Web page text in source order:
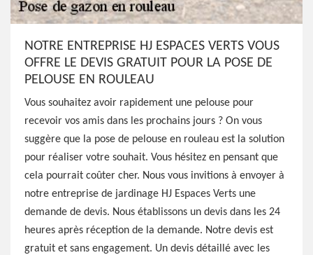
NOTRE ENTREPRISE HJ ESPACES VERTS VOUS
OFFRE LE DEVIS GRATUIT POUR LA POSE DE
PELOUSE EN ROULEAU
Vous souhaitez avoir rapidement une pelouse pour
recevoir vos amis dans les prochains jours ? On vous
suggère que la pose de pelouse en rouleau est la solution
pour réaliser votre souhait. Vous hésitez en pensant que
cela pourrait coûter cher. Nous vous invitions à envoyer à
notre entreprise de jardinage HJ Espaces Verts une
demande de devis. Nous établissons un devis dans les 24
heures après réception de la demande. Notre devis est
gratuit et sans engagement. Un devis détaillé avec les